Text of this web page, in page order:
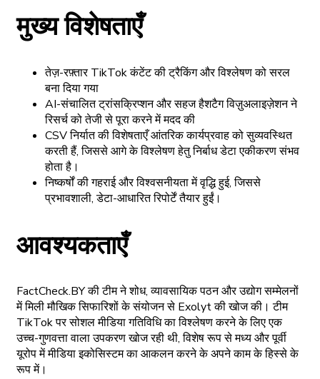
मुख्य विशेषताएँ
तेज़-रफ़्तार TikTok कंटेंट की ट्रैकिंग और विश्लेषण को सरल
बना दिया गया
AI-संचालित ट्रांसक्रिप्शन और सहज हैशटैग विज़ुअलाइज़ेशन ने
रिसर्च को तेजी से पूरा करने में मदद की
CSV निर्यात की विशेषताएँ आंतरिक कार्यप्रवाह को सुव्यवस्थित
करती हैं, जिससे आगे के विश्लेषण हेतु निर्बाध डेटा एकीकरण संभव
होता है।
निष्कर्षों की गहराई और विश्वसनीयता में वृद्धि हुई, जिससे
प्रभावशाली, डेटा-आधारित रिपोर्टें तैयार हुईं।
आवश्यकताएँ
FactCheck.BY की टीम ने शोध, व्यावसायिक पठन और उद्योग सम्मेलनों
में मिली मौखिक सिफारिशों के संयोजन से Exolyt की खोज की। टीम
TikTok पर सोशल मीडिया गतिविधि का विश्लेषण करने के लिए एक
उच्च-गुणवत्ता वाला उपकरण खोज रही थी, विशेष रूप से मध्य और पूर्वी
यूरोप में मीडिया इकोसिस्टम का आकलन करने के अपने काम के हिस्से के
रूप में।